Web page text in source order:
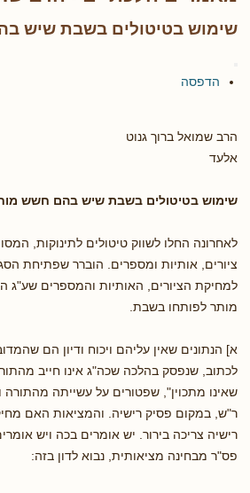
שימוש בטיטולים בשבת שיש
הדפסה
הרב שמואל ברוך גנוט
אלעד
שימוש בטיטולים בשבת שיש בהם חשש
לאחרונה החלו לשווק טיטולים לתינוקות,
ציורים, אותיות ומספרים. הוברר שפתיחת
למחיקת הציורים, האותיות והמספרים שע"ג
מותר לפותחו בשבת.
א] הנתונים שאין עליהם ויכוח ודיון הם
לכתוב, שנפסק בהלכה שכה"ג אינו חייב
שאינו מתכוין", שפטורים על עשייתה מהתורה
ר"ש, במקום פסיק רישיה. והמציאות האם
רישיה צריכה בירור. יש אומרים בכה ויש
פס"ר מבחינה מציאותית, נבוא לדון בזה: